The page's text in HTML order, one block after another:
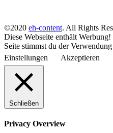
©2020 eh-content. All Rights
Diese Webseite enthält
Seite stimmst du der
Einstellungen
Akzeptieren
Schließen
Privacy Overview